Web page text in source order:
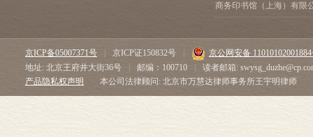
商务印书馆（上海）有限
京ICP备05007371号 京ICP证150832号
京公网安备
地址: 北京王府井大街36号
邮编：100710
读者邮箱:
产品隐私权声明
本公司法律顾问: 北京市万慧达律师事务所王宇明律师